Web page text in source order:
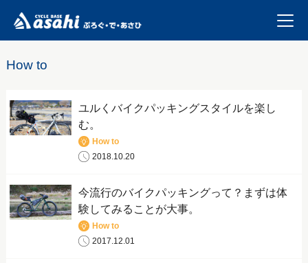
How to
ユルくバイクパッキングスタイルを楽し
む。
How to
2018.10.20
今流行のバイクパッキングって？まずは体
験してみることが大事。
How to
2017.12.01